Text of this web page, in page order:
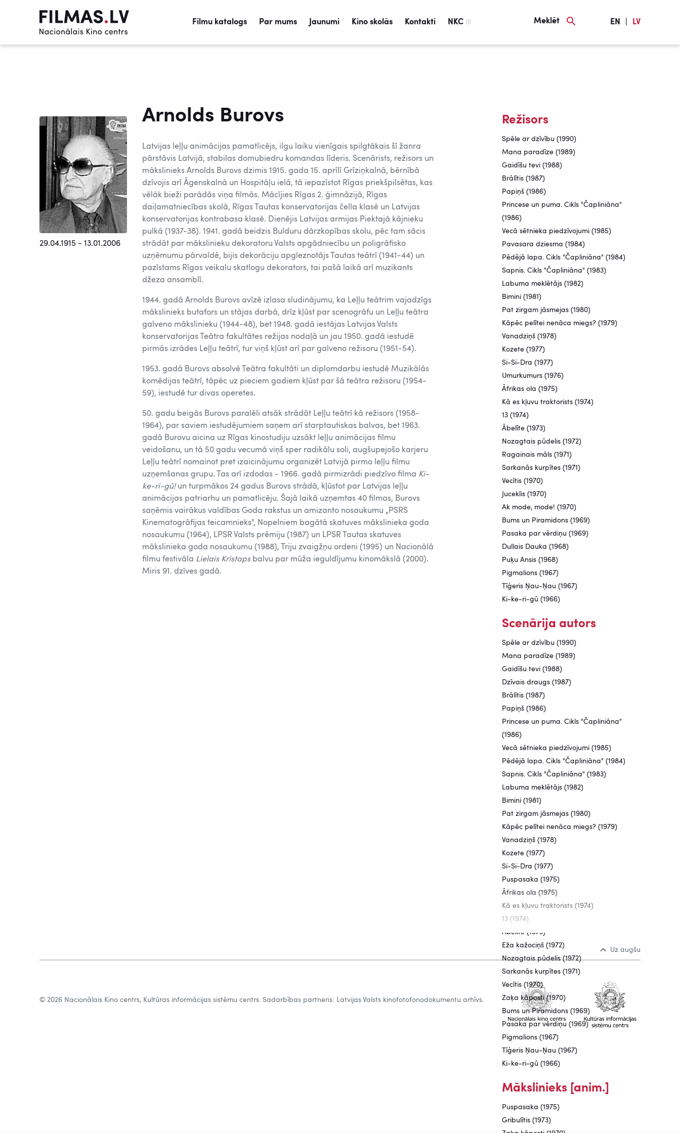
Filmu katalogs Par mums Jaunumi Kino skolās Kontakti NKC Meklēt EN LV
Arnolds Burovs
29.04.1915 - 13.01.2006
Latvijas leļļu animācijas pamatlicējs, ilgu laiku vienīgais spilgtākais šī žanra
pārstāvis Latvijā, stabilas domubiedru komandas līderis. Scenārists, režisors un
mākslinieks Arnolds Burovs dzimis 1915. gada 15. aprīlī Grīziņkalnā, bērnībā
dzīvojis arī Āgenskalnā un Hospitāļu ielā, tā iepazīstot Rīgas priekšpilsētas, kas
vēlāk bieži parādās viņa filmās. Mācījies Rīgas 2. ģimnāzijā, Rīgas
daiļamatniecības skolā, Rīgas Tautas konservatorijas čella klasē un Latvijas
konservatorijas kontrabasa klasē. Dienējis Latvijas armijas Piektajā kājnieku
pulkā (1937-38). 1941. gadā beidzis Bulduru dārzkopības skolu, pēc tam sācis
strādāt par mākslinieku dekoratoru Valsts apgādniecību un poligrāfisko
uzņēmumu pārvaldē, bijis dekorāciju apgleznotājs Tautas teātrī (1941-44) un
pazīstams Rīgas veikalu skatlogu dekorators, tai pašā laikā arī muzikants
džeza ansamblī.
1944. gadā Arnolds Burovs avīzē izlasa sludinājumu, ka Leļļu teātrim vajadzīgs
mākslinieks butafors un stājas darbā, drīz kļūst par scenogrāfu un Leļļu teātra
galveno mākslinieku (1944-48), bet 1948. gadā iestājas Latvijas Valsts
konservatorijas Teātra fakultātes režijas nodaļā un jau 1950. gadā iestudē
pirmās izrādes Leļļu teātrī, tur viņš kļūst arī par galveno režisoru (1951-54).
1953. gadā Burovs absolvē Teātra fakultāti un diplomdarbu iestudē Muzikālās
komēdijas teātrī, tāpēc uz pieciem gadiem kļūst par šā teātra režisoru (1954-
59), iestudē tur divas operetes.
50. gadu beigās Burovs paralēli atsāk strādāt Leļļu teātrī kā režisors (1958-
1964), par saviem iestudējumiem saņem arī starptautiskas balvas, bet 1963.
gadā Burovu aicina uz Rīgas kinostudiju uzsākt leļļu animācijas filmu
veidošanu, un tā 50 gadu vecumā viņš sper radikālu soli, augšupejošo karjeru
Leļļu teātrī nomainot pret izaicinājumu organizēt Latvijā pirmo leļļu filmu
uzņemšanas grupu. Tas arī izdodas - 1966. gadā pirmizrādi piedzīvo filma Ki-
ke-ri-gū! un turpmākos 24 gadus Burovs strādā, kļūstot par Latvijas leļļu
animācijas patriarhu un pamatlicēju. Šajā laikā uzņemtas 40 filmas, Burovs
saņēmis vairākus valdības Goda rakstus un amizanto nosaukumu „PSRS
Kinematogrāfijas teicamnieks", Nopelniem bagātā skatuves mākslinieka goda
nosaukumu (1964), LPSR Valsts prēmiju (1987) un LPSR Tautas skatuves
mākslinieka goda nosaukumu (1988), Triju zvaigžņu ordeni (1995) un Nacionālā
filmu festivāla Lielais Kristapsbalvu par mūža ieguldījumu kinomākslā (2000).
Miris 91. dzīves gadā.
Režisors
Spēle ar dzīvību (1990)
Mana paradīze (1989)
Gaidīšu tevi (1988)
Brālītis (1987)
Papiņš (1986)
Princese un puma. Cikls "Čapliniāna"
(1986)
Vecā sētnieka piedzīvojumi (1985)
Pavasara dziesma (1984)
Pēdējā lapa. Cikls "Čapliniāna" (1984)
Sapnis. Cikls "Čapliniāna" (1983)
Labuma meklētājs (1982)
Bimini (1981)
Pat zirgam jāsmejas (1980)
Kāpēc pelītei nenāca miegs? (1979)
Vanadziņš (1978)
Kozete (1977)
Si-Si-Dra (1977)
Umurkumurs (1976)
Āfrikas ola (1975)
Kā es kļuvu traktorists (1974)
13 (1974)
Ābelīte (1973)
Nozagtais pūdelis (1972)
Ragainais māls (1971)
Sarkanās kurpītes (1971)
Vecītis (1970)
Juceklis (1970)
Ak mode, mode! (1970)
Bums un Piramidons (1969)
Pasaka par vērdiņu (1969)
Dullais Dauka (1968)
Puķu Ansis (1968)
Pigmalions (1967)
Tīģeris Ņau-Ņau (1967)
Ki-ke-ri-gū (1966)
Scenārija autors
Spēle ar dzīvību (1990)
Mana paradīze (1989)
Gaidīšu tevi (1988)
Dzīvais draugs (1987)
Brālītis (1987)
Papiņš (1986)
Princese un puma. Cikls "Čapliniāna"
(1986)
Vecā sētnieka piedzīvojumi (1985)
Pēdējā lapa. Cikls "Čapliniāna" (1984)
Sapnis. Cikls "Čapliniāna" (1983)
Labuma meklētājs (1982)
Bimini (1981)
Pat zirgam jāsmejas (1980)
Kāpēc pelītei nenāca miegs? (1979)
Vanadziņš (1978)
Kozete (1977)
Si-Si-Dra (1977)
Puspasaka (1975)
Āfrikas ola (1975)
Kā es kļuvu traktorists (1974)
13 (1974)
Ābelīte (1973)
Eža kažociņš (1972)
Nozagtais pūdelis (1972)
Sarkanās kurpītes (1971)
Vecītis (1970)
Zaķa kāposti (1970)
Bums un Piramidons (1969)
Pasaka par vērdiņu (1969)
Pigmalions (1967)
Tīģeris Ņau-Ņau (1967)
Ki-ke-ri-gū (1966)
Mākslinieks [anim.]
Puspasaka (1975)
Gribulītis (1973)
Uz augšu
© 2026 Nacionālais Kino centrs, Kultūras informācijas sistēmu centrs. Sadarbības partneris: Latvijas Valsts kinofotofonodokumentu arhīvs.